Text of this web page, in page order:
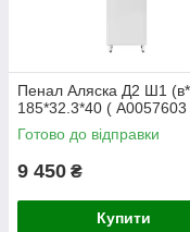
Пенал Аляска Д2 Ш1
185*32.3*40 ( А0057603
Готово до відправки
9 450 ₴
Купити